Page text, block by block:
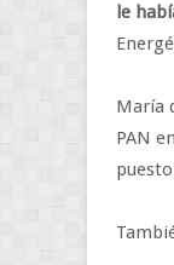
le
María
PAN